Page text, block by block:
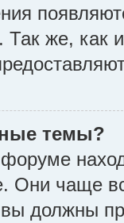
Так же,
темы?
Они чаще
должны